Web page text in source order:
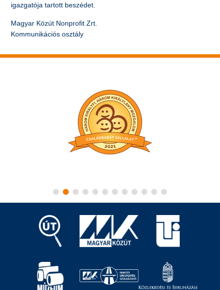
igazgatója tartott beszédet.
Magyar Közút Nonprofit Zrt.
Kommunikációs osztály